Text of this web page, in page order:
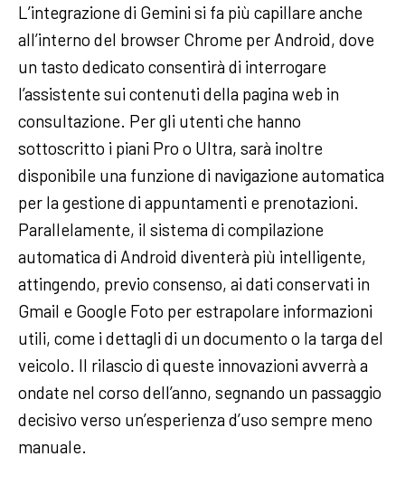
L’integrazione di Gemini si fa più capillare anche
all’interno del browser Chrome per Android, dove
un tasto dedicato consentirà di interrogare
l’assistente sui contenuti della pagina web in
consultazione. Per gli utenti che hanno
sottoscritto i piani Pro o Ultra, sarà inoltre
disponibile una funzione di navigazione automatica
per la gestione di appuntamenti e prenotazioni.
Parallelamente, il sistema di compilazione
automatica di Android diventerà più intelligente,
attingendo, previo consenso, ai dati conservati in
Gmail e Google Foto per estrapolare informazioni
utili, come i dettagli di un documento o la targa del
veicolo. Il rilascio di queste innovazioni avverrà a
ondate nel corso dell’anno, segnando un passaggio
decisivo verso un’esperienza d’uso sempre meno
manuale.